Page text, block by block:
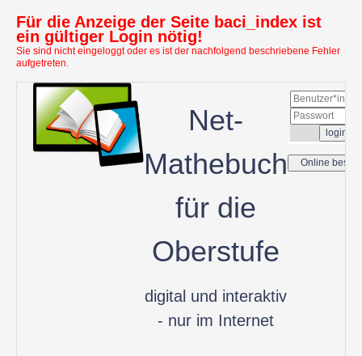
Für die Anzeige der Seite baci_index ist
ein gültiger Login nötig!
Sie sind nicht eingeloggt oder es ist der nachfolgend beschriebene Fehler
aufgetreten.
Net-
Mathebuch
für die
Oberstufe
digital und interaktiv
- nur im Internet